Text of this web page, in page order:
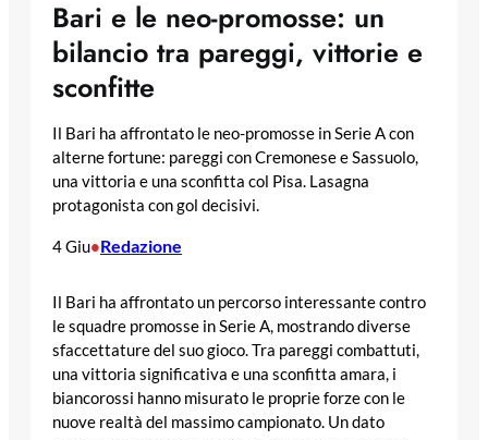
Bari e le neo-promosse: un
bilancio tra pareggi, vittorie e
sconfitte
Il Bari ha affrontato le neo-promosse in Serie A con
alterne fortune: pareggi con Cremonese e Sassuolo,
una vittoria e una sconfitta col Pisa. Lasagna
protagonista con gol decisivi.
4 Giu•Redazione
Il Bari ha affrontato un percorso interessante contro
le squadre promosse in Serie A, mostrando diverse
sfaccettature del suo gioco. Tra pareggi combattuti,
una vittoria significativa e una sconfitta amara, i
biancorossi hanno misurato le proprie forze con le
nuove realtà del massimo campionato. Un dato